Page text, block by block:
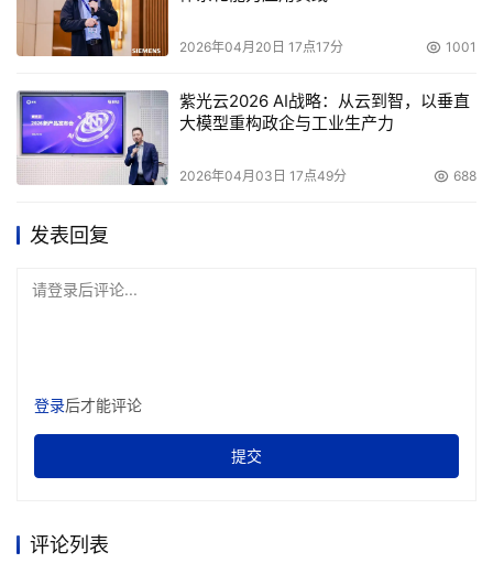
2026年04月20日 17点17分 1001
紫光云2026 AI战略：从云到智，以垂直
大模型重构政企与工业生产力
2026年04月03日 17点49分 688
发表回复
请登录后评论...
登录后才能评论
提交
评论列表